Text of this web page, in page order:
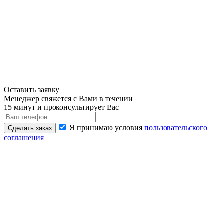
Оставить заявку
Менеджер свяжется с Вами в течении
15 минут и проконсультирует Вас
Сделать заказ Я принимаю условия пользовательского
соглашения